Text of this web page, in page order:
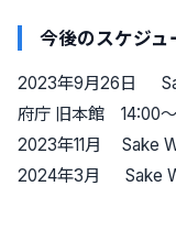
今後のスケジュ
2023年9月26日
府庁 旧本館 14:00
2023年11月 Sake
2024年3月 Sake